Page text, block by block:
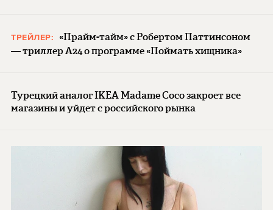
ТРЕЙЛЕР:
«Прайм-тайм» с Робертом Паттинсоном
— триллер A24 о программе «Поймать хищника»
Турецкий аналог IKEA Madame Coco закроет все
магазины и уйдет с российского рынка